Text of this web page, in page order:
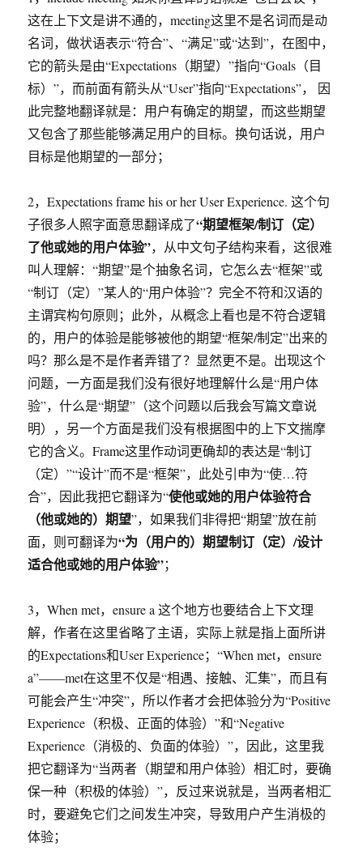
这在上下文是讲不通的，meeting这里不是名词而是动
名词，做状语表示“符合”、“满足”或“达到”，在图中，
它的箭头是由“Expectations（期望）”指向“Goals（目
标）”，而前面有箭头从“User”指向“Expectations”， 因
此完整地翻译就是：用户有确定的期望，而这些期望
又包含了那些能够满足用户的目标。换句话说，用户
目标是他期望的一部分；
2，Expectations frame his or her User Experience. 这个句
子很多人照字面意思翻译成了“期望框架/制订（定）
了他或她的用户体验”，从中文句子结构来看，这很难
叫人理解：“期望”是个抽象名词，它怎么去“框架”或
“制订（定）”某人的“用户体验”？完全不符和汉语的
主谓宾构句原则；此外，从概念上看也是不符合逻辑
的，用户的体验是能够被他的期望“框架/制定”出来的
吗？那么是不是作者弄错了？显然更不是。出现这个
问题，一方面是我们没有很好地理解什么是“用户体
验”，什么是“期望”（这个问题以后我会写篇文章说
明），另一个方面是我们没有根据图中的上下文揣摩
它的含义。Frame这里作动词更确却的表达是“制订
（定）”“设计”而不是“框架”，此处引申为“使…符
合”，因此我把它翻译为“使他或她的用户体验符合
（他或她的）期望”，如果我们非得把“期望”放在前
面，则可翻译为“为（用户的）期望制订（定）/设计
适合他或她的用户体验”；
3，When met，ensure a 这个地方也要结合上下文理
解，作者在这里省略了主语，实际上就是指上面所讲
的Expectations和User Experience；“When met，ensure
a”——met在这里不仅是“相遇、接触、汇集”，而且有
可能会产生“冲突”，所以作者才会把体验分为“Positive
Experience（积极、正面的体验）”和“Negative
Experience（消极的、负面的体验）”，因此，这里我
把它翻译为“当两者（期望和用户体验）相汇时，要确
保一种（积极的体验）”，反过来说就是，当两者相汇
时，要避免它们之间发生冲突，导致用户产生消极的
体验；